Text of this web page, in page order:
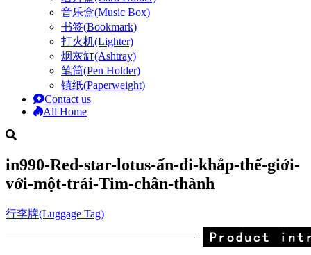
音乐盒(Music Box)
书签(Bookmark)
打火机(Lighter)
烟灰缸(Ashtray)
笔筒(Pen Holder)
镇纸(Paperweight)
Contact us
All Home
in990-Red-star-lotus-ấn-đi-khắp-thế-giới-
với-một-trái-Tim-chân-thành
行李牌(Luggage Tag)